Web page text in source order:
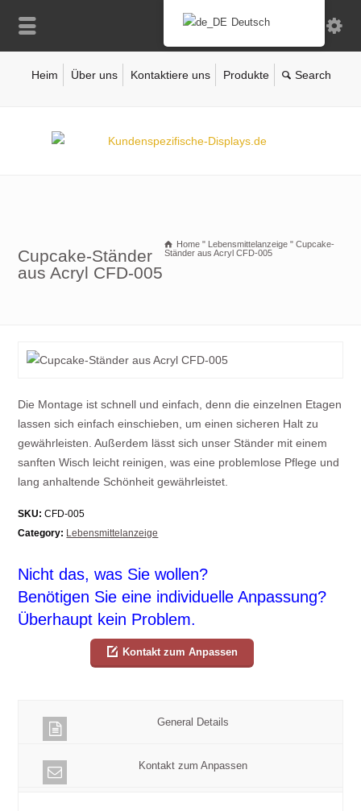
Heim Über uns Kontaktiere uns Produkte
Cupcake-Ständer
aus Acryl CFD-005
Home " Lebensmittelanzeige " Cupcake-
Ständer aus Acryl CFD-005
Die Montage ist schnell und einfach, denn die einzelnen Etagen
lassen sich einfach einschieben, um einen sicheren Halt zu
gewährleisten. Außerdem lässt sich unser Ständer mit einem
sanften Wisch leicht reinigen, was eine problemlose Pflege und
lang anhaltende Schönheit gewährleistet.
SKU: CFD-005
Category: Lebensmittelanzeige
Nicht das, was Sie wollen?
Benötigen Sie eine individuelle Anpassung?
Überhaupt kein Problem.
Kontakt zum Anpassen
General Details
Kontakt zum Anpassen
Deutsch